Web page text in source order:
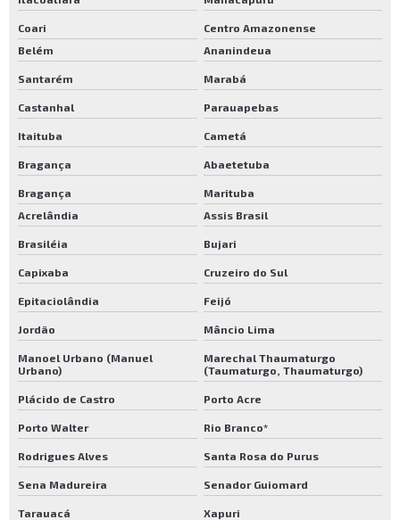
Coari
Centro Amazonense
Belém
Ananindeua
Santarém Marabá
Castanhal Parauapebas
Itaituba Cametá
Bragança Abaetetuba
Bragança
Marituba
Acrelândia
Assis Brasil
Brasiléia Bujari
Capixaba Cruzeiro do Sul
Epitaciolândia Feijó
Jordão Mâncio Lima
Manoel Urbano (Manuel
Urbano)
Marechal Thaumaturgo
(Taumaturgo, Thaumaturgo)
Plácido de Castro Porto Acre
Porto Walter Rio Branco*
Rodrigues Alves Santa Rosa do Purus
Sena Madureira Senador Guiomard
Tarauacá
Xapuri